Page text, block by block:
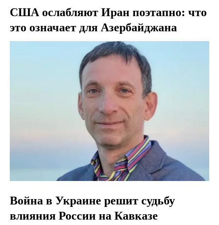
США ослабляют Иран поэтапно: что
это означает для Азербайджана
Война в Украине решит судьбу
влияния России на Кавказе